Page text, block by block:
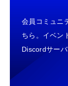
会員コミュニ
ちら。イベン
Discordサー